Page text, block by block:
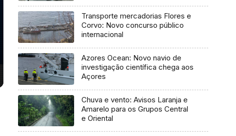
Transporte mercadorias Flores e
Corvo: Novo concurso público
internacional
Azores Ocean: Novo navio de
investigação científica chega aos
Açores
Chuva e vento: Avisos Laranja e
Amarelo para os Grupos Central
e Oriental